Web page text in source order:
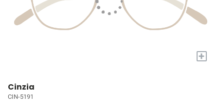
+
Cinzia
CIN-5191